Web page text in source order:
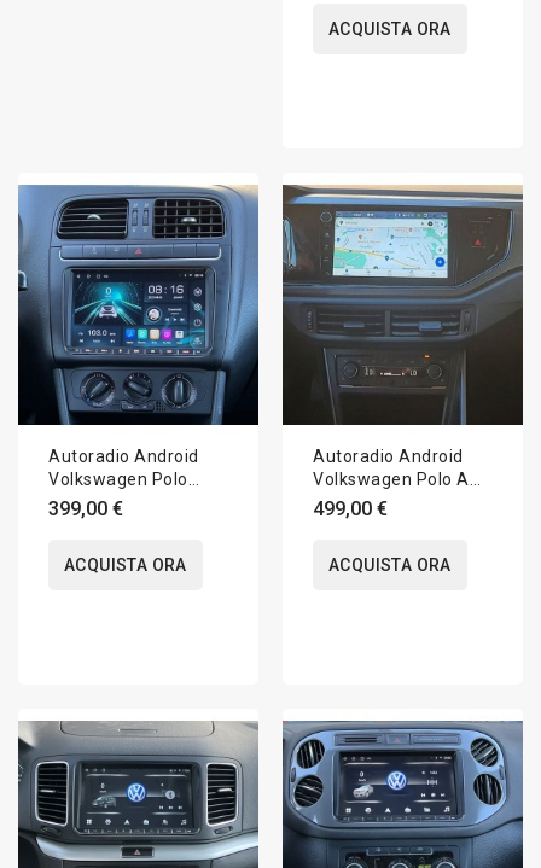
ACQUISTA ORA
Autoradio Android
Volkswagen Polo
6R/6C 2009-2017
Apple CarPlay 9
399,00 €
ACQUISTA ORA
Autoradio Android
Volkswagen Polo AW
2017-2021 Apple
CarPlay 10 pollici
499,00 €
ACQUISTA ORA